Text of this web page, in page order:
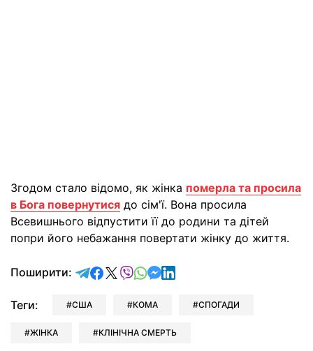
Згодом стало відомо, як жінка померла та просила
в Бога повернутися до сім'ї. Вона просила
Всевишнього відпустити її до родини та дітей
попри його небажання повертати жінку до життя.
Поширити: відправити у Telegram
поділитись у Facebook
поділитись у X
відправити у Viber
відправити у Whatsapp
відправити у Messenger
відправити у LinkedIn
Теги: США КОМА СПОГАДИ
ЖІНКА КЛІНІЧНА СМЕРТЬ